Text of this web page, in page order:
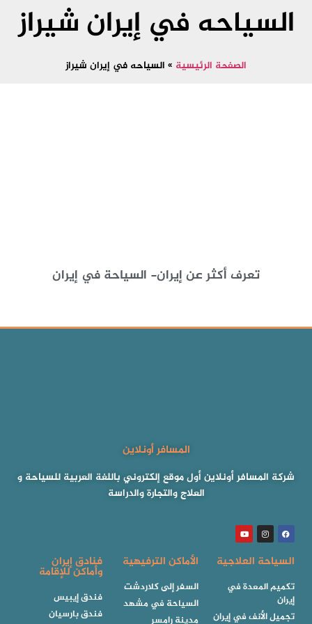
السياحه في إيران شيراز
الصفحة الرئيسية » السياحه في إيران شيراز
تعرف أكثر عن إيران- السياحة في إيران
المسافر أونلاين
شركة المسافر أونلاين أول موقع إلكتروني باللغة العربية للسياحة و
العلاج والتجارة والدراسة
السياحة العلاجية
تكميم المعدة في
إيران
تجميل الأنف في إيران
الأماكن الترفيهية
السفر إلى كلاردشت
السياحة في مشهد
مدينة رامسر
فنادق إيران
وأماكن للإقامة
فندق إيبيس
فندق بارسيان